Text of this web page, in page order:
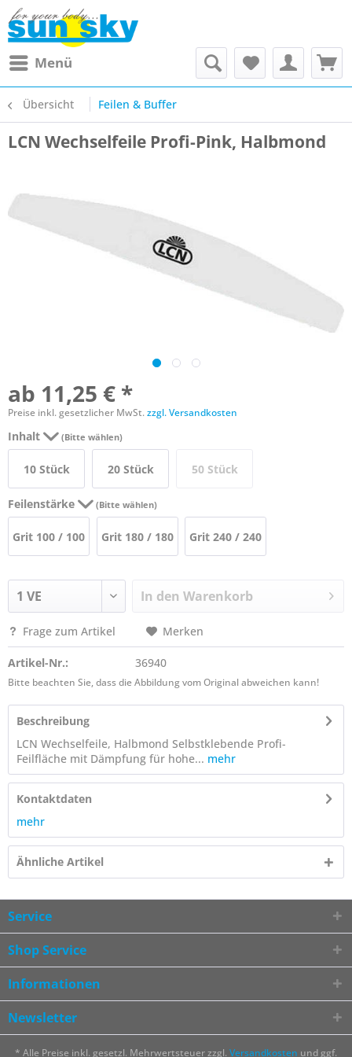
Menü
Übersicht Feilen & Buffer
LCN Wechselfeile Profi-Pink, Halbmond
ab 11,25 € *
Preise inkl. gesetzlicher MwSt.zzgl. Versandkosten
Inhalt (Bitte wählen)
10 Stück 20 Stück 50 Stück
Feilenstärke (Bitte wählen)
Grit 100 / 100 Grit 180 / 180 Grit 240 / 240
In den Warenkorb
Frage zum Artikel Merken
Artikel-Nr.: 36940
Bitte beachten Sie, dass die Abbildung vom Original abweichen kann!
Beschreibung
LCN Wechselfeile, Halbmond Selbstklebende Profi-
Feilfläche mit Dämpfung für hohe... mehr
Kontaktdaten
mehr
Ähnliche Artikel
Service
Shop Service
Informationen
Newsletter
* Alle Preise inkl. gesetzl. Mehrwertsteuer zzgl. Versandkosten und ggf.